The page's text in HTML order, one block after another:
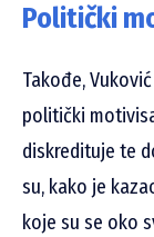
Politički
Takođe,
politički
diskredituje te
su, kako je
koje su se oko